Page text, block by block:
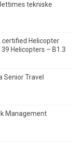
tekniske
certified Helicopter
Helicopters – B1.3
Senior Travel
Management